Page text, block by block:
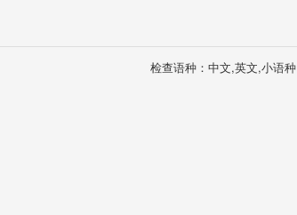
检查语种：中文,英文,小语种